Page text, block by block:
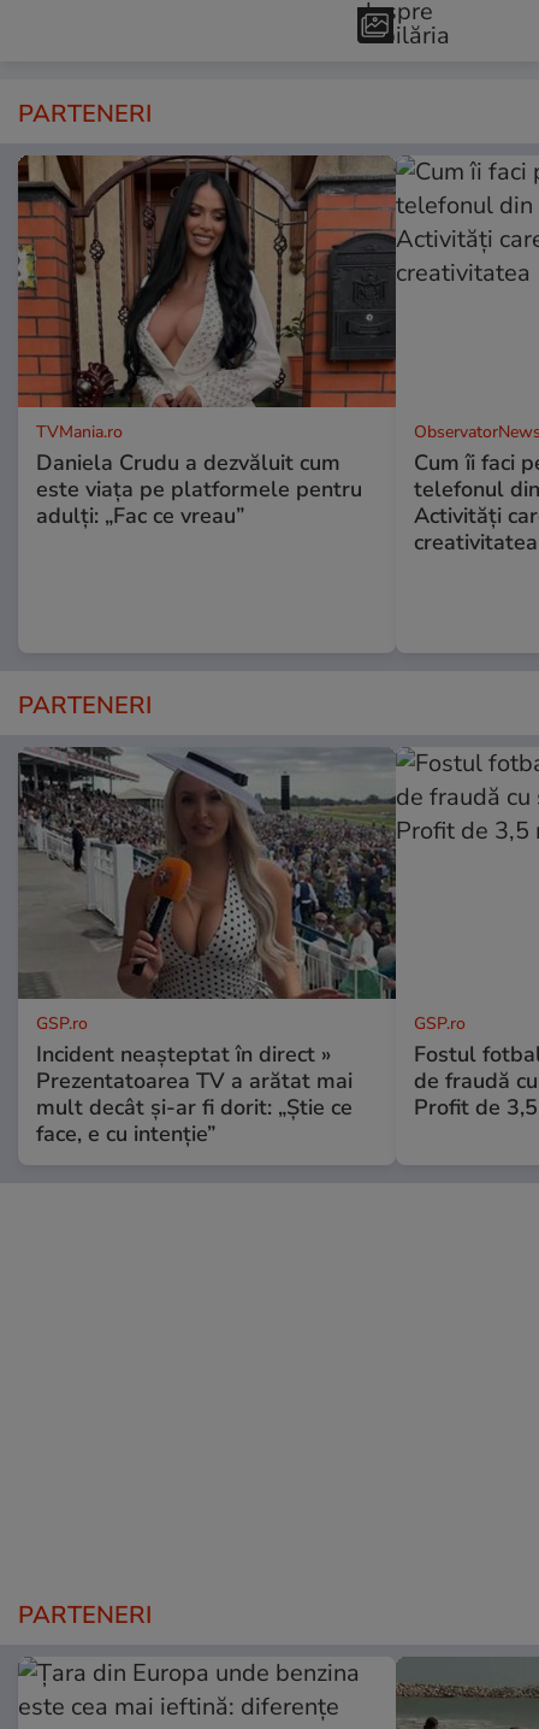
PARTENERI
TVMania.ro
Daniela Crudu a dezvăluit cum
este viața pe platformele pentru
adulți: „Fac ce vreau”
Cum îi faci
telefonul
Activități
creativitatea
PARTENERI
GSP.ro
Incident neașteptat în direct »
Prezentatoarea TV a arătat mai
mult decât și-ar fi dorit: „Știe ce
face, e cu intenție”
GSP.ro
Fostul
de fraudă
Profit de
PARTENERI